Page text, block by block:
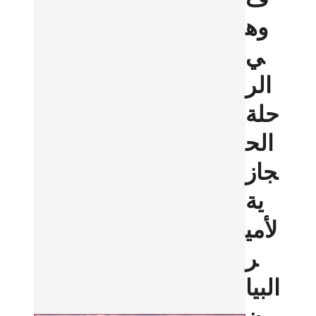
وه
ي
الر
حلة
الح
جاز
ية
لأمي
ر
البيا